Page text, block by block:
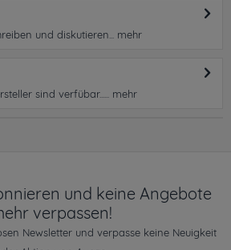
und diskutieren...
mehr
sind verfübar...... mehr
und keine Angebote
verpassen!
Newsletter und verpasse keine Neuigkeit